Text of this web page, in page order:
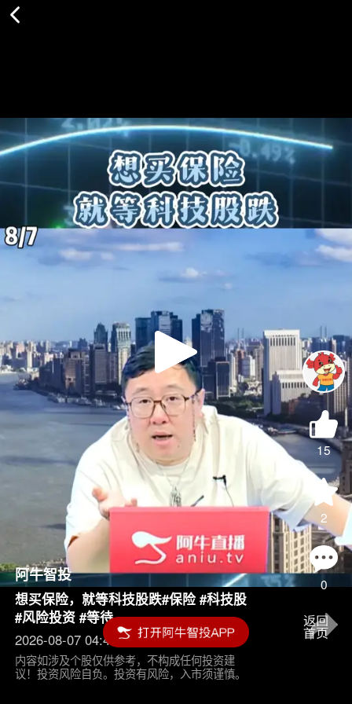
Play
Video
15
2
0
阿牛智投
想买保险，就等科技股跌#保险 #科技股
#风险投资 #等待
2026-08-07 04:45
内容如涉及个股仅供参考，不构成任何投资建
议！投资风险自负。投资有风险，入市须谨慎。